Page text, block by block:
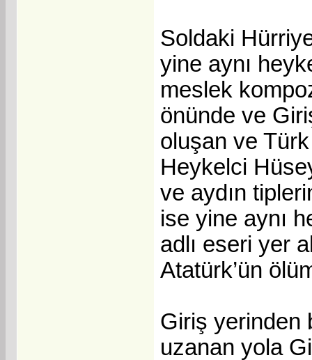
Soldaki
yine aynı
meslek
önünde ve
oluşan ve
Heykelci
ve aydın
ise yine aynı
adlı eseri yer
Atatürk’ün
Giriş yerinden
uzanan yola